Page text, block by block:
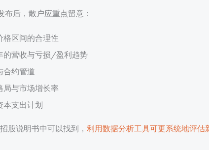
布后，散户应重点留意：
格区间的合理性
的营收与亏损/盈利趋势
合约管道
局与市场增长率
本支出计划
股说明书中可以找到， 利用数据分析工具可更系统地评估